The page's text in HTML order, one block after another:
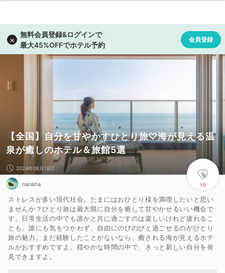
【全国】自分を甘やかすひとり旅♡海が見える温
泉が癒しのホテル＆旅館5選
10
2024年06月18日
nanaha
ストレスが多い現代社会。たまにはおひとり様を満喫したいと思い
ませんか？ひとり旅は最大限に自分を癒して甘やかせるいい機会で
す。日常生活の中でも誰かと共に過ごすのは楽しいけれど疲れるこ
とも。誰にも気をつかわず、自由にのびのびと過ごせるのがひとり
旅の魅力。まだ経験したことがないなら、癒される海が見えるホテ
ルがおすすめですよ。穏やかな時間の中で、きっと新しい自分を発
見できますよ。